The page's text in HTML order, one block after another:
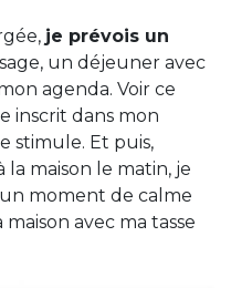
je prévois un
un déjeuner avec
agenda. Voir ce
inscrit dans mon
stimule. Et puis,
maison le matin, je
moment de calme
avec ma tasse